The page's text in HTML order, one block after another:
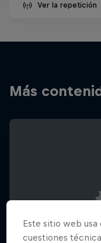
Ver la repetición
Más
Este sitio web usa
cuestiones